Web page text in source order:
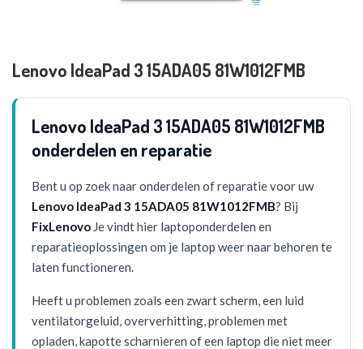
Lenovo IdeaPad 3 15ADA05 81W1012FMB
Lenovo IdeaPad 3 15ADA05 81W1012FMB
onderdelen en reparatie
Bent u op zoek naar onderdelen of reparatie voor uw
Lenovo IdeaPad 3 15ADA05 81W1012FMB? Bij
FixLenovo Je vindt hier laptoponderdelen en
reparatieoplossingen om je laptop weer naar behoren te
laten functioneren.
Heeft u problemen zoals een zwart scherm, een luid
ventilatorgeluid, oververhitting, problemen met
opladen, kapotte scharnieren of een laptop die niet meer